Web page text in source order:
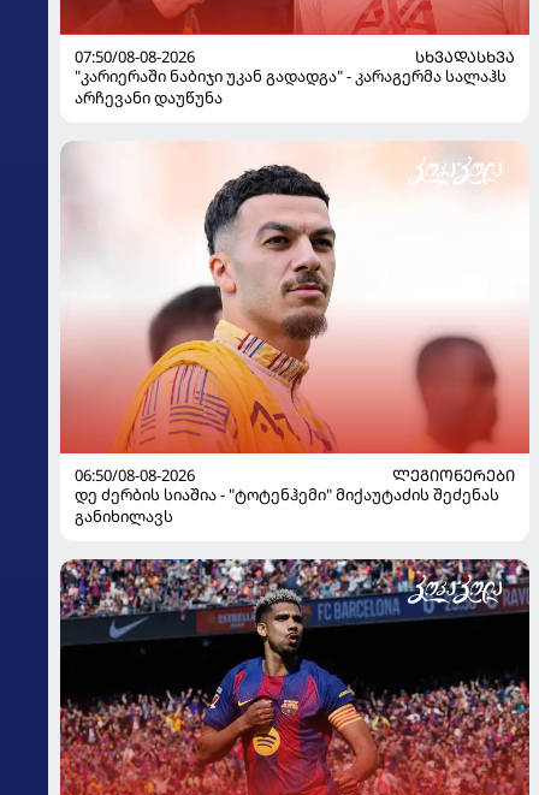
07:50/08-08-2026
ᲡᲮᲕᲐᲓᲐᲡᲮᲕᲐ
"კარიერაში ნაბიჯი უკან გადადგა" - კარაგერმა სალაჰს
არჩევანი დაუწუნა
06:50/08-08-2026
ᲚᲔᲒᲘᲝᲜᲔᲠᲔᲑᲘ
დე ძერბის სიაშია - "ტოტენჰემი" მიქაუტაძის შეძენას
განიხილავს